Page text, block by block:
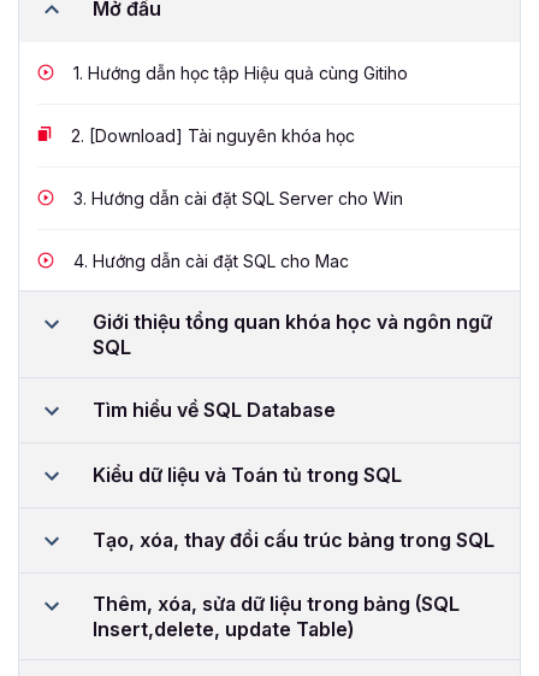
Mở đầu
1. Hướng dẫn học tập Hiệu quả cùng Gitiho
2. [Download] Tài nguyên khóa học
3. Hướng dẫn cài đặt SQL Server cho Win
4. Hướng dẫn cài đặt SQL cho Mac
Giới thiệu tổng quan khóa học và ngôn ngữ
SQL
Tìm hiểu về SQL Database
Kiểu dữ liệu và Toán tủ trong SQL
Tạo, xóa, thay đổi cấu trúc bảng trong SQL
Thêm, xóa, sửa dữ liệu trong bảng (SQL
Insert,delete, update Table)